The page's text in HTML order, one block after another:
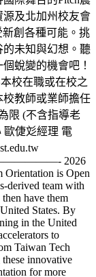
及北加州校友會
新創各種可能。挑
未知與幻想。聽
蛻變的機會吧！
校在職或在校之
教師或業師擔任
限 (不含指導老
歐倢彣經理 電
2026
Orientation is Open
derived team with
have them
States. By
in the United
to
Taiwan Tech
innovative
for more